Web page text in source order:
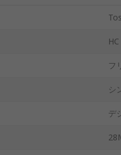
HC
フ
シ
デ